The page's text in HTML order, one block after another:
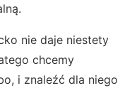
nie daje niestety
chcemy
i znaleźć dla niego